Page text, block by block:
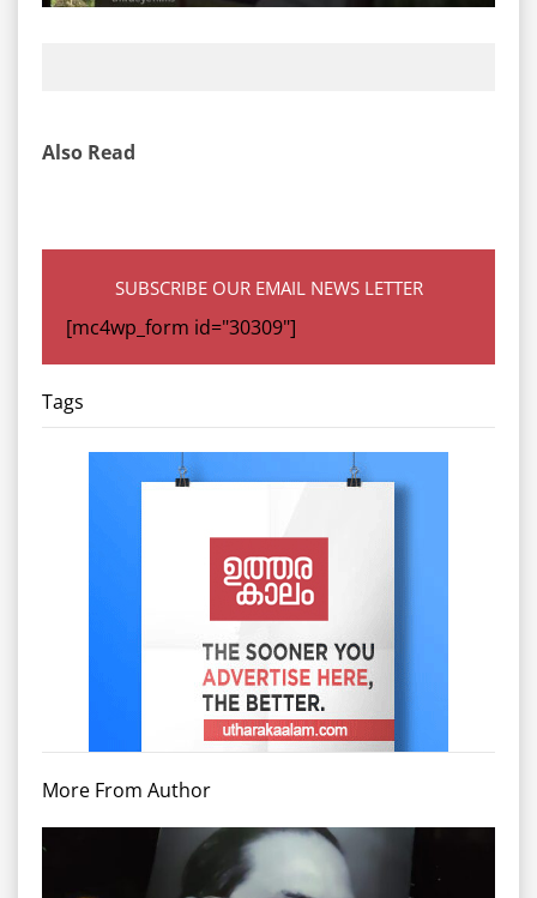
Also Read
SUBSCRIBE OUR EMAIL NEWS LETTER
[mc4wp_form id="30309"]
Tags
More From Author